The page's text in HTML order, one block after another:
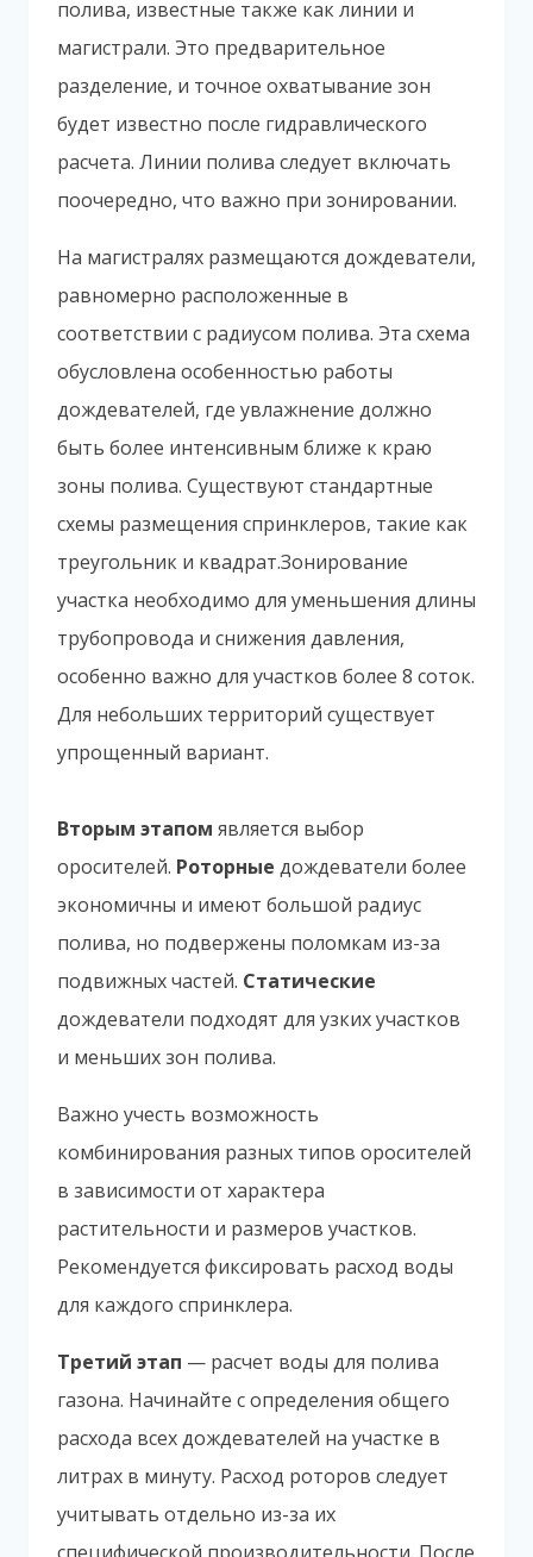
полива, известные также как линии и
магистрали. Это предварительное
разделение, и точное охватывание зон
будет известно после гидравлического
расчета. Линии полива следует включать
поочередно, что важно при зонировании.
На магистралях размещаются дождеватели,
равномерно расположенные в
соответствии с радиусом полива. Эта схема
обусловлена особенностью работы
дождевателей, где увлажнение должно
быть более интенсивным ближе к краю
зоны полива. Существуют стандартные
схемы размещения спринклеров, такие как
треугольник и квадрат.Зонирование
участка необходимо для уменьшения длины
трубопровода и снижения давления,
особенно важно для участков более 8 соток.
Для небольших территорий существует
упрощенный вариант.
Вторым этапом является выбор
оросителей. Роторные дождеватели более
экономичны и имеют большой радиус
полива, но подвержены поломкам из-за
подвижных частей. Статические
дождеватели подходят для узких участков
и меньших зон полива.
Важно учесть возможность
комбинирования разных типов оросителей
в зависимости от характера
растительности и размеров участков.
Рекомендуется фиксировать расход воды
для каждого спринклера.
Третий этап — расчет воды для полива
газона. Начинайте с определения общего
расхода всех дождевателей на участке в
литрах в минуту. Расход роторов следует
учитывать отдельно из-за их